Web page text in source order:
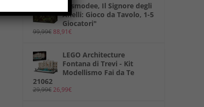
"Asmodee, Il Signore degli
Anelli: Gioco da Tavolo, 1-5
Giocatori"
99,99€ 88,91€
LEGO Architecture
Fontana di Trevi - Kit
Modellismo Fai da Te
21062
29,99€ 26,99€